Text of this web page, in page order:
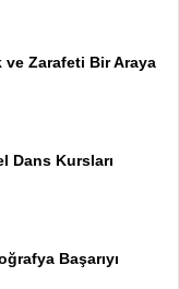
Zarafeti Bir Araya
Dans Kursları
Başarıyı